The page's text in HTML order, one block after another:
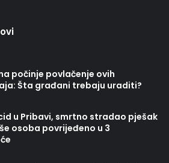
počinje povlačenje ovih
Šta građani trebaju uraditi?
u Pribavi, smrtno stradao pješak
osoba povrijeđeno u 3